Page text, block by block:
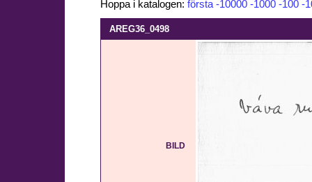
Hoppa i katalogen: första -10000 -1000 -100 -
AREG36_0498
BILD